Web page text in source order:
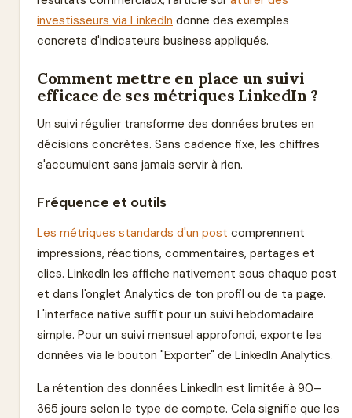
investisseurs via LinkedIn donne des exemples
concrets d'indicateurs business appliqués.
Comment mettre en place un suivi
efficace de ses métriques LinkedIn ?
Un suivi régulier transforme des données brutes en
décisions concrètes. Sans cadence fixe, les chiffres
s'accumulent sans jamais servir à rien.
Fréquence et outils
Les métriques standards d'un post comprennent
impressions, réactions, commentaires, partages et
clics. LinkedIn les affiche nativement sous chaque post
et dans l'onglet Analytics de ton profil ou de ta page.
L'interface native suffit pour un suivi hebdomadaire
simple. Pour un suivi mensuel approfondi, exporte les
données via le bouton "Exporter" de LinkedIn Analytics.
La rétention des données LinkedIn est limitée à 90–
365 jours selon le type de compte. Cela signifie que les